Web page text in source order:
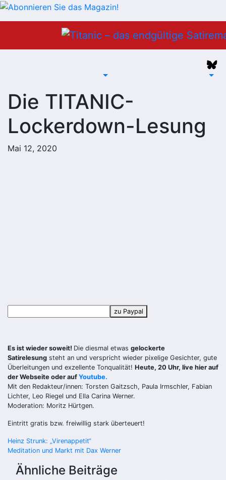
Die TITANIC-
Lockerdown-Lesung
Mai 12, 2020
zu Paypal
Es ist wieder soweit! Die diesmal etwas gelockerte
Satirelesung steht an und verspricht wieder pixelige Gesichter, gute
Überleitungen und exzellente Tonqualität! Heute, 20 Uhr, live hier auf
der Webseite oder auf Youtube.
Mit den Redakteur/innen: Torsten Gaitzsch, Paula Irmschler, Fabian
Lichter, Leo Riegel und Ella Carina Werner.
Moderation: Moritz Hürtgen.
Eintritt gratis bzw. freiwillig stark überteuert!
Beitragsnavigation
Heinz Strunk: „Virenappetit“
Meditation und Markt mit Dax Werner
Ähnliche Beiträge